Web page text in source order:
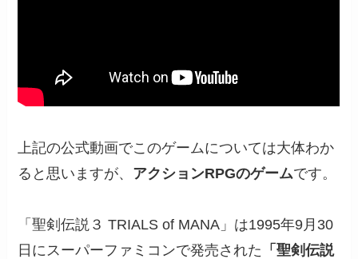
上記の公式動画でこのゲームについては大体わか
ると思いますが、 アクションRPGのゲームです。
「聖剣伝説３ TRIALS of MANA」は1995年9月30
日にスーパーファミコンで発売された 「聖剣伝説